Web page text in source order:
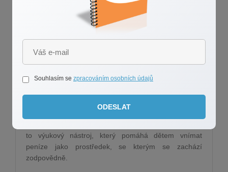
Výhodou dětské karty je, že se dítě učí fungovat
i s „neviditelnými“ penězi, tedy takovými, které nemá
zablokovat kartu, většinou pohodlně přes mobilní
prostředí, ve kterém si může vyzkoušet, jaké to je
to výukový nástroj, který pomáhá dětem vnímat
peníze jako prostředek, se kterým se zachází
zodpovědně.
Souhlasím se zpracováním osobních údajů
ODESLAT